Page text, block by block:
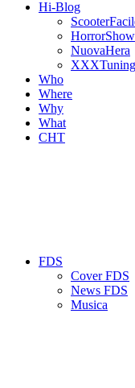
Hi-Blog
HorrorShow
NuovaHera
XXXTuning
Who
Where
Why
What
CHT
FDS
Cover FDS
News FDS
Musica